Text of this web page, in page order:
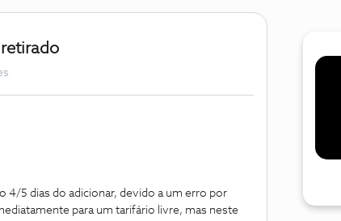
4/5 dias do adicionar, devido a um erro por
para um tarifário livre, mas neste